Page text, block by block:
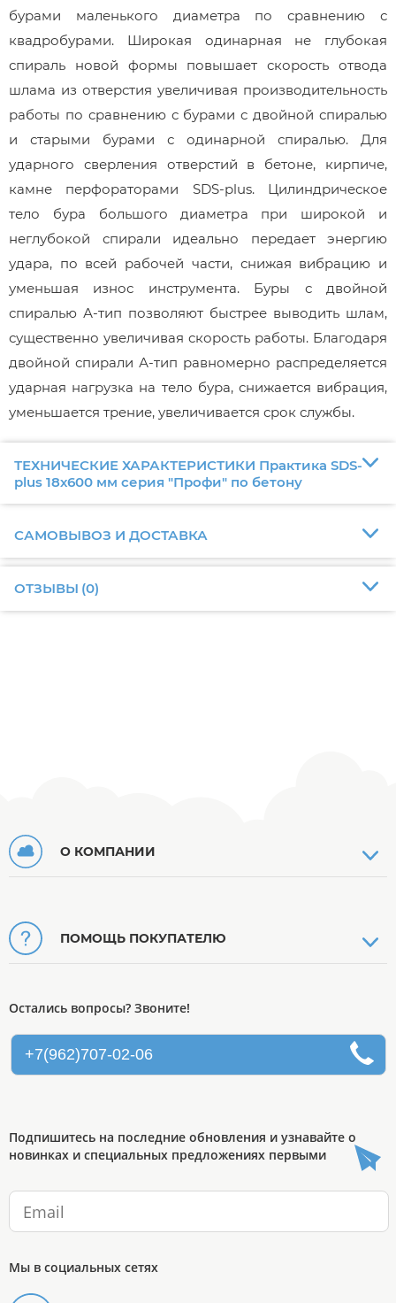
бурами маленького диаметра по сравнению с
квадробурами. Широкая одинарная не глубокая
спираль новой формы повышает скорость отвода
шлама из отверстия увеличивая производительность
работы по сравнению с бурами с двойной спиралью
и старыми бурами с одинарной спиралью. Для
ударного сверления отверстий в бетоне, кирпиче,
камне перфораторами SDS-plus. Цилиндрическое
тело бура большого диаметра при широкой и
неглубокой спирали идеально передает энергию
удара, по всей рабочей части, снижая вибрацию и
уменьшая износ инструмента. Буры с двойной
спиралью А-тип позволяют быстрее выводить шлам,
существенно увеличивая скорость работы. Благодаря
двойной спирали А-тип равномерно распределяется
ударная нагрузка на тело бура, снижается вибрация,
уменьшается трение, увеличивается срок службы.
ТЕХНИЧЕСКИЕ ХАРАКТЕРИСТИКИ Практика SDS-
plus 18х600 мм серия "Профи" по бетону
САМОВЫВОЗ И ДОСТАВКА
ОТЗЫВЫ (0)
О КОМПАНИИ
ПОМОЩЬ ПОКУПАТЕЛЮ
Остались вопросы? Звоните!
+7(962)707-02-06
Подпишитесь на последние обновления и узнавайте о
новинках и специальных предложениях первыми
Мы в социальных сетях